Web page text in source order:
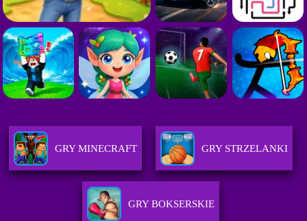
GRY MINECRAFT GRY STRZELANKI
GRY BOKSERSKIE